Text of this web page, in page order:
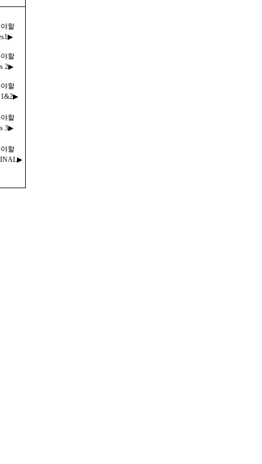
할
할
2▶
할
1&2▶
할
3▶
할